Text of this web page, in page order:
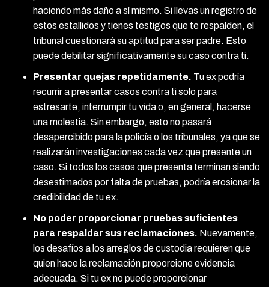
haciendo más daño a sí mismo. Si llevas un registro de
estos estallidos y tienes testigos que te respalden, el
tribunal cuestionará su aptitud para ser padre. Esto
puede debilitar significativamente su caso contra ti.
Presentar quejas repetidamente. Tu ex podría
recurrir a presentar casos contra ti solo para
estresarte, interrumpir tu vida o, en general, hacerse
una molestia. Sin embargo, esto no pasará
desapercibido para la policía o los tribunales, ya que se
realizarán investigaciones cada vez que presente un
caso. Si todos los casos que presenta terminan siendo
desestimados por falta de pruebas, podría erosionar la
credibilidad de tu ex.
No poder proporcionar pruebas suficientes
para respaldar sus reclamaciones. Nuevamente,
los desafíos a los arreglos de custodia requieren que
quien hace la reclamación proporcione evidencia
adecuada. Si tu ex no puede proporcionar